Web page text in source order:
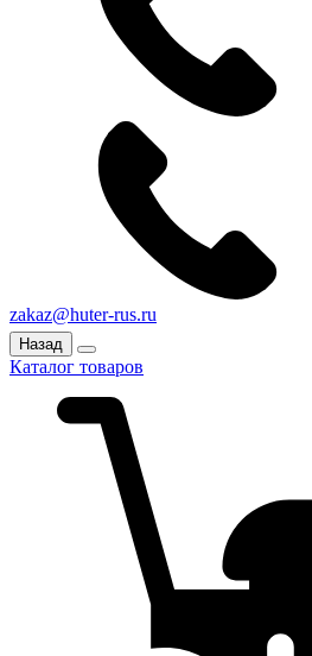
zakaz@huter-rus.ru
Назад
Каталог товаров